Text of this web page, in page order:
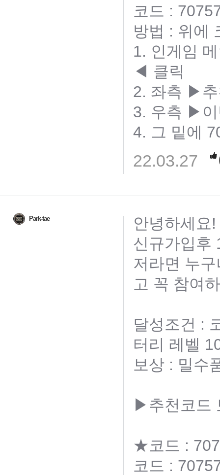
코드 :
방법 : 위에
1. 인게임
◀ 클릭
2. 좌측 ▶
3. 우측 ▶
4. 그 밑에
22.03.27
Park-tae
안녕하세요!
신규가입후
저라면 누
고 꼭 참여
달성조건 :
터리 레벨
보상 : 밀수
▶추천코드
★코드 :
코드 :